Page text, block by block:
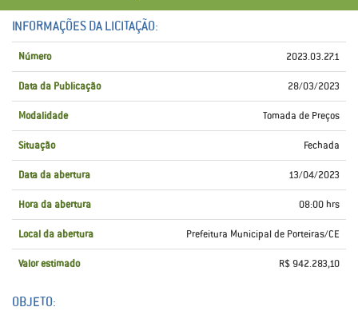
INFORMAÇÕES DA LICITAÇÃO:
Número 2023.03.27.1
Data da Publicação 28/03/2023
Modalidade Tomada de Preços
Situação Fechada
Data da abertura 13/04/2023
Hora da abertura 08:00 hrs
Local da abertura Prefeitura Municipal de Porteiras/CE
Valor estimado R$ 942.283,10
OBJETO: